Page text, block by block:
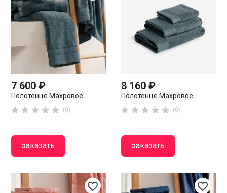
7 600 ₽
Полотенце Махровое...
     (0)
заказать
8 160 ₽
Полотенце Махровое...
     (0)
заказать
favorite_border favorite_border